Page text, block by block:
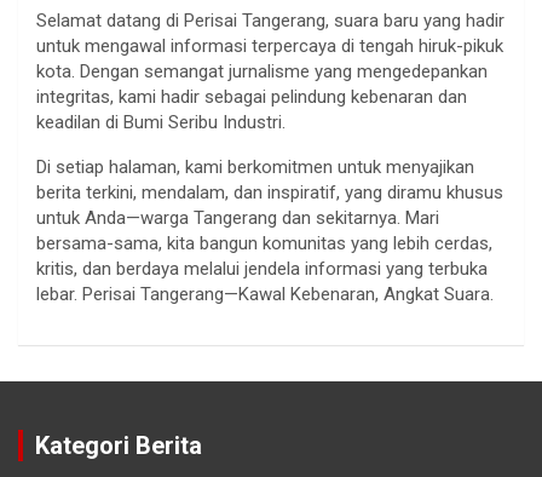
Selamat datang di Perisai Tangerang, suara baru yang hadir
untuk mengawal informasi terpercaya di tengah hiruk-pikuk
kota. Dengan semangat jurnalisme yang mengedepankan
integritas, kami hadir sebagai pelindung kebenaran dan
keadilan di Bumi Seribu Industri.
Di setiap halaman, kami berkomitmen untuk menyajikan
berita terkini, mendalam, dan inspiratif, yang diramu khusus
untuk Anda—warga Tangerang dan sekitarnya. Mari
bersama-sama, kita bangun komunitas yang lebih cerdas,
kritis, dan berdaya melalui jendela informasi yang terbuka
lebar. Perisai Tangerang—Kawal Kebenaran, Angkat Suara.
Kategori Berita